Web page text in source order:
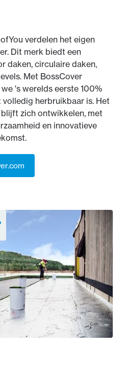
verdelen het eigen
Dit merk biedt een
daken, circulaire daken,
Met BossCover
's werelds eerste 100%
herbruikbaar is. Het
zich ontwikkelen, met
en innovatieve